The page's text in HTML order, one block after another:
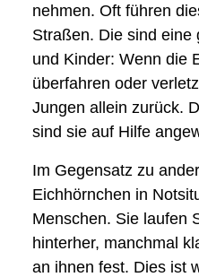
nehmen. Oft führen
Straßen. Die sind eine
und Kinder: Wenn die
überfahren oder
Jungen allein zurück.
sind sie auf Hilfe
Im Gegensatz zu
Eichhörnchen in
Menschen. Sie laufen
hinterher, manchmal
an ihnen fest. Dies ist